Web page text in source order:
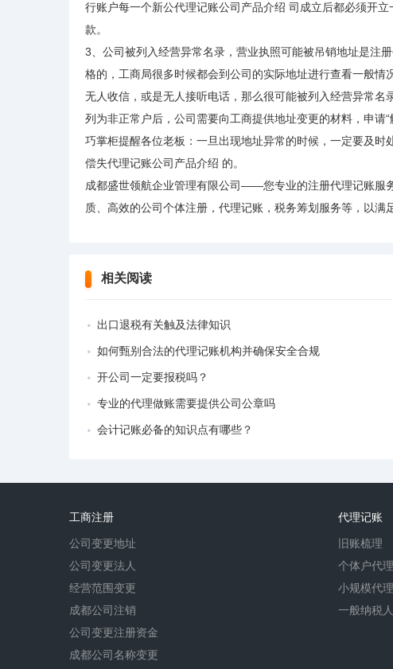
行账户每一个新公代理记账公司产品介绍 司成立后都必须开
款。
3、公司被列入经营异常名录，营业执照可能被吊销地址是注
格的，工商局很多时候都会到公司的实际地址进行查看一般
无人收信，或是无人接听电话，那么很可能被列入经营异常名
列为非正常户后，公司需要向工商提供地址变更的材料，申请
巧掌柜提醒各位老板：一旦出现地址异常的时候，一定要及
偿失代理记账公司产品介绍 的。
成都盛世领航企业管理有限公司——您专业的注册代理记账服
质、高效的公司个体注册，代理记账，税务筹划服务等，以满
相关阅读
出口退税有关触及法律知识
如何甄别合法的代理记账机构并确保安全合规
开公司一定要报税吗？
专业的代理做账需要提供公司公章吗
会计记账必备的知识点有哪些？
工商注册
公司变更地址
公司变更法人
经营范围变更
成都公司注销
公司变更注册资金
成都公司名称变更
代理记账
旧账梳理
个体户代
小规模代
一般纳税